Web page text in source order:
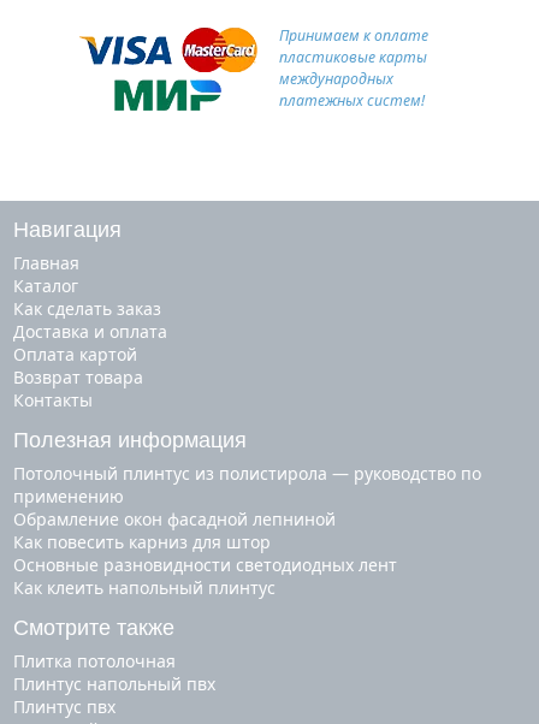
Принимаем к оплате
пластиковые карты
международных
платежных систем!
Навигация
Главная
Каталог
Как сделать заказ
Доставка и оплата
Оплата картой
Возврат товара
Контакты
Полезная информация
Потолочный плинтус из полистирола — руководство по
применению
Обрамление окон фасадной лепниной
Как повесить карниз для штор
Основные разновидности светодиодных лент
Как клеить напольный плинтус
Смотрите также
плитка потолочная
плинтус напольный пвх
плинтус пвх